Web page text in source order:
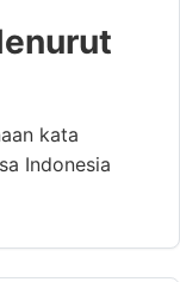
kata
Indonesia